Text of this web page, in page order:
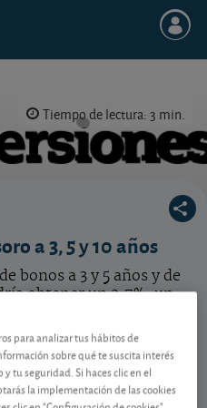
Tiempo de lectura: 3 min.
a 3, 5 y 10 años
bonos a 3 y 5 años y de
obtener un 2,7%, un
Sepa cómo acudir a
a SOCIOS
para analizar tus hábitos de
sobre qué te suscita interés
tu seguridad. Si haces clic en el
la implementación de las cookies